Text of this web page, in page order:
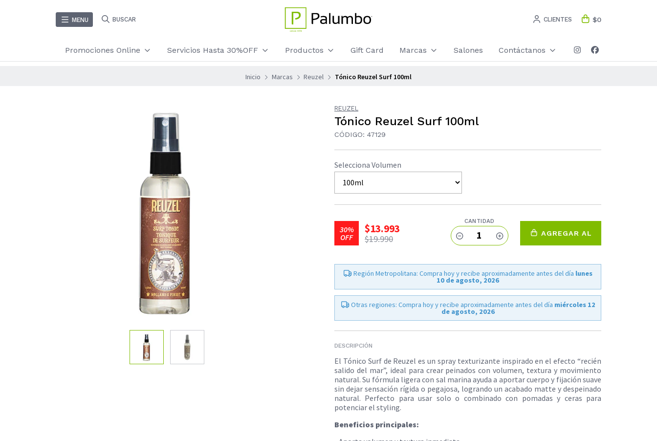
MENU BUSCAR CLIENTES $0
Promociones Online Servicios Hasta 30%OFF Productos Gift Card Marcas Salones Contáctanos
Inicio Marcas Reuzel Tónico Reuzel Surf 100ml
REUZEL
Tónico Reuzel Surf 100ml
CÓDIGO: 47129
Selecciona Volumen
30%
OFF
$13.993
$19.990
CANTIDAD
1 AGREGAR AL
Región Metropolitana: Compra hoy y recibe aproximadamente antes del día lunes
10 de agosto, 2026
Otras regiones: Compra hoy y recibe aproximadamente antes del día miércoles 12
de agosto, 2026
DESCRIPCIÓN
El Tónico Surf de Reuzel es un spray texturizante inspirado en el efecto “recién
salido del mar”, ideal para crear peinados con volumen, textura y movimiento
natural. Su fórmula ligera con sal marina ayuda a aportar cuerpo y fijación suave
sin dejar sensación rígida o pegajosa, logrando un acabado matte y despeinado
natural. Perfecto para usar solo o combinado con pomadas y ceras para
potenciar el styling.
Beneficios principales: